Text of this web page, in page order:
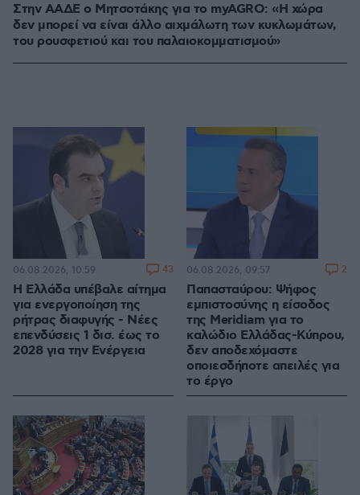
Στην ΑΑΔΕ ο Μητσοτάκης για το myAGRO: «Η χώρα
δεν μπορεί να είναι άλλο αιχμάλωτη των κυκλωμάτων,
του ρουσφετιού και του παλαιοκομματισμού»
Η Ελλάδα υπέβαλε αίτημα
για ενεργοποίηση της
ρήτρας διαφυγής - Νέες
επενδύσεις 1 δισ. έως το
2028 για την Ενέργεια
06.08.2026, 10:59 43
Παπασταύρου: Ψήφος
εμπιστοσύνης η είσοδος
της Meridiam για το
καλώδιο Ελλάδας-Κύπρου,
δεν αποδεχόμαστε
οποιεσδήποτε απειλές για
το έργο
06.08.2026, 09:57 2